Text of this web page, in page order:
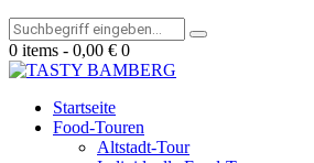
0 items - 0,00 € 0
Startseite
Food-Touren
Altstadt-Tour